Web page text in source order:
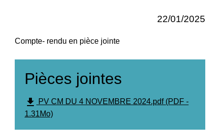
22/01/2025
Compte- rendu en pièce jointe
Pièces jointes
file_download
PV CM DU 4 NOVEMBRE 2024.pdf (PDF -
1.31Mo)